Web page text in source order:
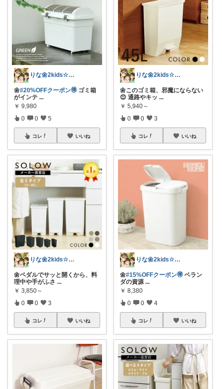
りな🌼2kids☆毎日をちょっと快適に
🌼#20%OFFクーポン🉐 ゴミ箱
がインテ ...
￥ 9,980
0 0 5
コレ いいね
りな🌼2kids☆毎日をちょっと快適に
🌼ペダルでサッと開くから、料
理中や手がふさ ...
￥ 3,850～
0 0 3
コレ いいね
りな🌼2kids☆毎日をちょっと快適に
🌼このゴミ箱、邪魔にならない
😊 通路やキッ ...
￥ 5,940～
0 0 3
コレ いいね
りな🌼2kids☆毎日をちょっと快適に
🌼#15%OFFクーポン🉐 ベラン
ダの資源 ...
￥ 8,380
0 0 4
コレ いいね